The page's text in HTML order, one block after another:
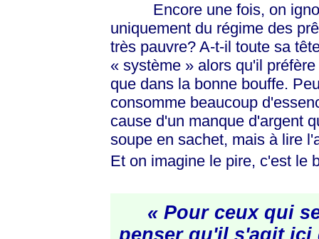
Encore une fois, on
uniquement du régime des
très pauvre? A-t-il toute sa
« système »alors qu'il préfère
que dans la bonne bouffe.
consomme beaucoup
cause d'un manque d'argent
soupe en sachet, mais à lire
Et on imagine le pire, c'est le
« Pour ceux qui
penser qu'il s'agit ici